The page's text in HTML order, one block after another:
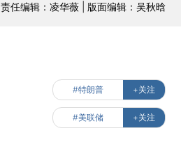
责任编辑：凌华薇 | 版面编辑：吴秋晗
#特朗普 +关注
#美联储 +关注